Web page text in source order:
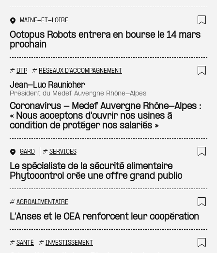
MAINE-ET-LOIRE
Octopus Robots entrera en bourse le 14 mars
prochain
# BTP # RÉSEAUX D'ACCOMPAGNEMENT
Jean-Luc Raunicher
président du Medef Auvergne Rhône-Alpes
Coronavirus - Medef Auvergne Rhône-Alpes :
« Nous acceptons d'ouvrir nos usines à
condition de protéger nos salariés »
GARD # SERVICES
Le spécialiste de la sécurité alimentaire
Phytocontrol crée une offre grand public
# AGROALIMENTAIRE
L’Anses et le CEA renforcent leur coopération
# SANTÉ # INVESTISSEMENT